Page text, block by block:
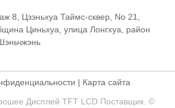
8, Цзэньхуа Таймс-сквер, No 21,
Циньхуа, улица Лонгхуа, район
| Карта сайта
Дисплей TFT LCD Поставщик. ©